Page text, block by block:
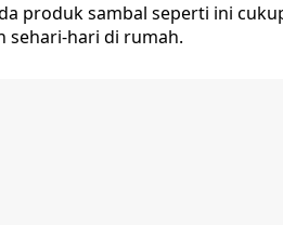
produk sambal seperti ini
sehari-hari di rumah.